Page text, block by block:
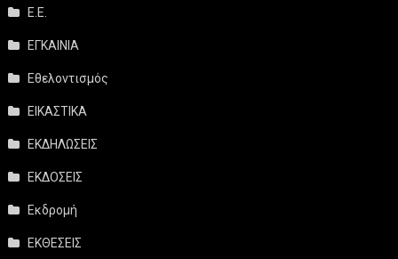
Ε.Ε.
ΕΓΚΑΙΝΙΑ
Εθελοντισμός
ΕΙΚΑΣΤΙΚΑ
ΕΚΔΗΛΩΣΕΙΣ
ΕΚΔΟΣΕΙΣ
Εκδρομή
ΕΚΘΕΣΕΙΣ